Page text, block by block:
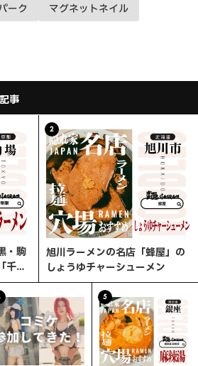
ーク マグネットネイル
事
・駒
千里
2
旭川ラーメンの名店「蜂屋」の
しょうゆチャーシューメン
5